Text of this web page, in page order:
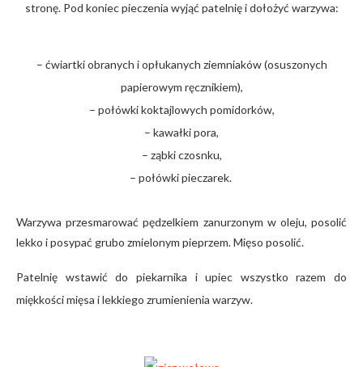
stronę. Pod koniec pieczenia wyjąć patelnię i dołożyć warzywa:
– ćwiartki obranych i opłukanych ziemniaków (osuszonych
papierowym ręcznikiem),
– połówki koktajlowych pomidorków,
– kawałki pora,
– ząbki czosnku,
– połówki pieczarek.
Warzywa przesmarować pędzelkiem zanurzonym w oleju, posolić
lekko i posypać grubo zmielonym pieprzem. Mięso posolić.
Patelnię wstawić do piekarnika i upiec wszystko razem do
miękkości mięsa i lekkiego zrumienienia warzyw.